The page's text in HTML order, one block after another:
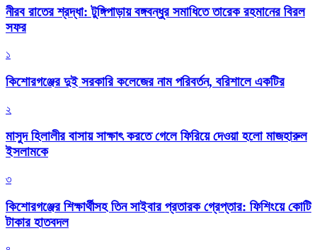
নীরব রাতের শ্রদ্ধা: টুঙ্গিপাড়ায় বঙ্গবন্ধুর সমাধিতে তারেক রহমানের বিরল
সফর
১
কিশোরগঞ্জের দুই সরকারি কলেজের নাম পরিবর্তন, বরিশালে একটির
২
মাসুদ হিলালীর বাসায় সাক্ষাৎ করতে গেলে ফিরিয়ে দেওয়া হলো মাজহারুল
ইসলামকে
৩
কিশোরগঞ্জের শিক্ষার্থীসহ তিন সাইবার প্রতারক গ্রেপ্তার: ফিশিংয়ে কোটি
টাকার হাতবদল